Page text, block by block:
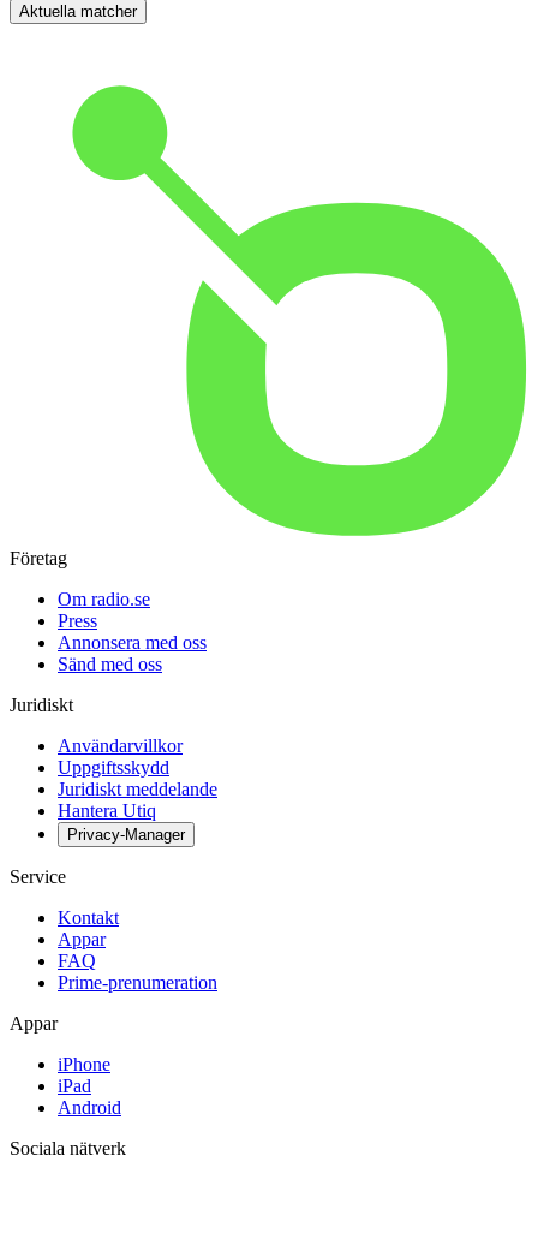
Aktuella matcher
Företag
Om radio.se
Press
Annonsera med oss
Sänd med oss
Juridiskt
Användarvillkor
Uppgiftsskydd
Juridiskt meddelande
Hantera Utiq
Privacy-Manager
Service
Kontakt
Appar
FAQ
Prime-prenumeration
Appar
iPhone
iPad
Android
Sociala nätverk